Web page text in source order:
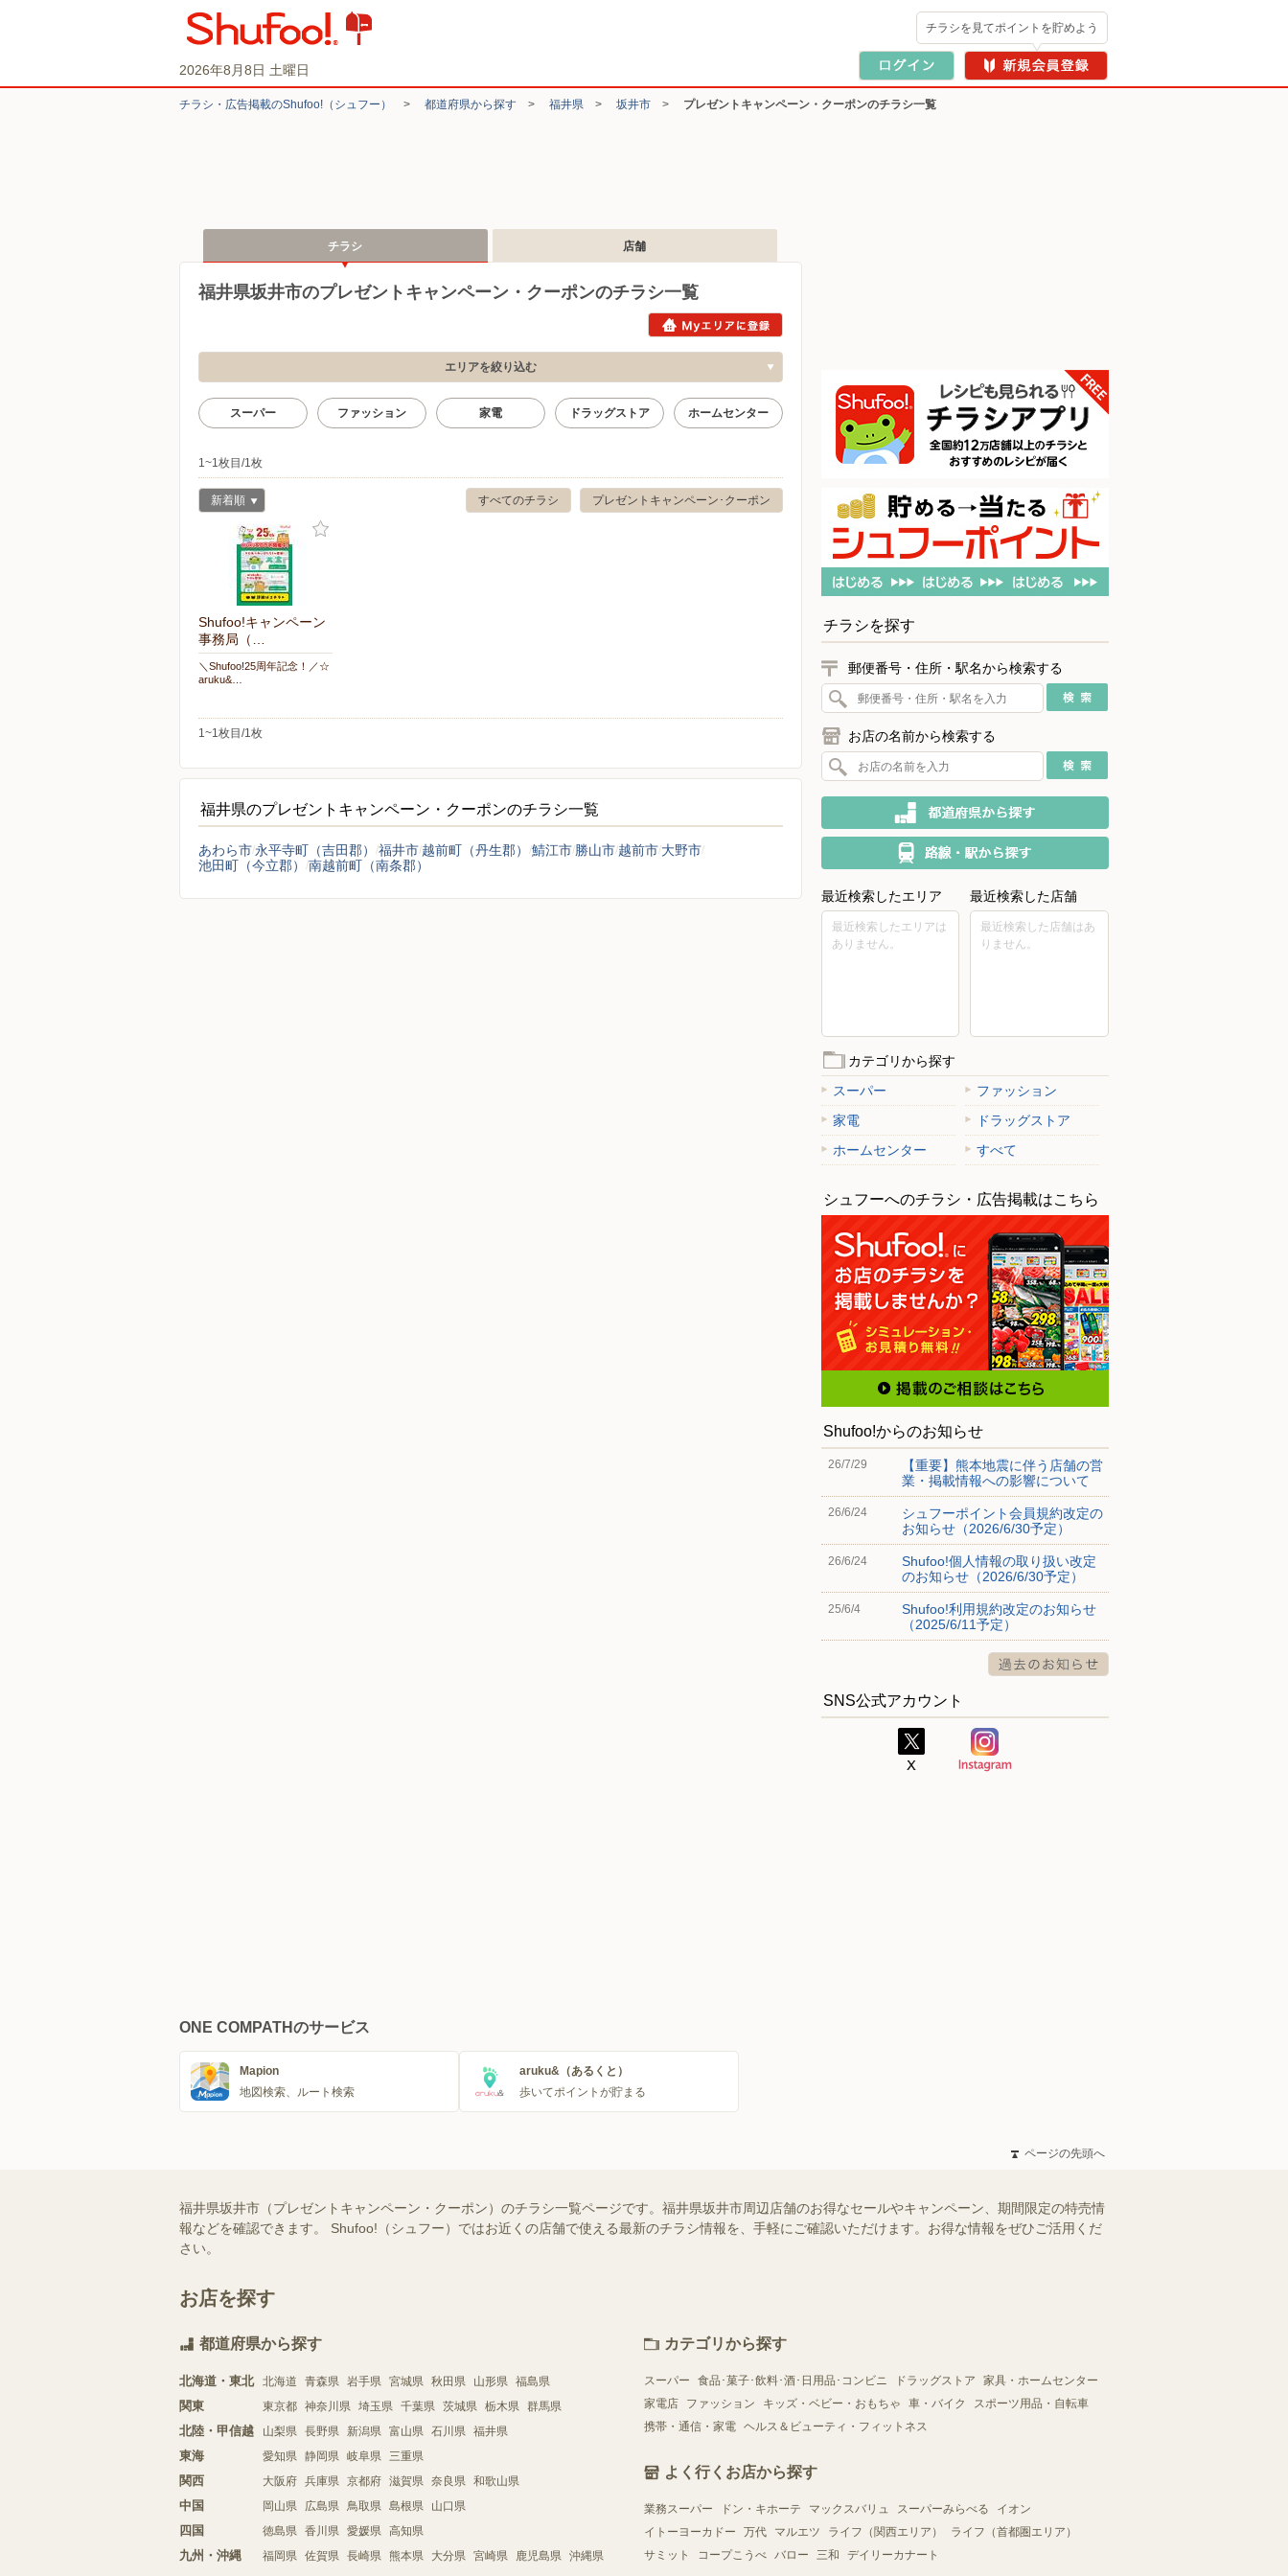
2026年8月8日 土曜日
チラシを見てポイントを貯めよう
チラシ・​広告掲載の​Shufoo!​（シュフー） > 都道府県から探す > 福井県 > 坂井市 > プレゼントキャンペーン・クーポンのチラシ一覧
チラシ 店舗
福井県坂井市のプレゼントキャンペーン・クーポンのチラシ一覧
エリアを絞り込む
スーパー ファッション 家電 ドラッグストア ホームセンター
1~1枚目/1枚
プレゼントキャンペーン･クーポン
すべてのチラシ
新着順
Shufoo!キャンペーン
事務局（…
＼Shufoo!25周年記念！／☆
aruku&…
1~1枚目/1枚
福井県のプレゼントキャンペーン・クーポンのチラシ一覧
あわら市 永平寺町（吉田郡） 福井市 越前町（丹生郡） 鯖江市 勝山市 越前市 大野市
池田町（今立郡）
南越前町（南条郡）
チラシを探す
郵便番号・住所・駅名から検索する
お店の名前から検索する
最近検索したエリア
最近検索したエリアは
ありません。
最近検索した店舗
最近検索した店舗はあ
りません。
カテゴリから探す
スーパー
ファッション
家電
ドラッグストア
ホームセンター
すべて
シュフーへのチラシ・広告掲載はこちら
Shufoo!からのお知らせ
26/7/29
【重要】熊本地震に伴う店舗の営
業・掲載情報への影響について
26/6/24
シュフーポイント会員規約改定の
お知らせ（2026/6/30予定）
26/6/24
Shufoo!個人情報の取り扱い改定
のお知らせ（2026/6/30予定）
25/6/4
Shufoo!利用規約改定のお知らせ
（2025/6/11予定）
SNS公式アカウント
ONE COMPATHのサービス
Mapion
地図検索、ルート検索
aruku&（あるくと）
歩いてポイントが貯まる
ページの先頭へ
福井県坂井市（プレゼントキャンペーン・クーポン）のチラシ一覧ページです。福井県坂井市周辺店舗のお得なセールやキャンペーン、期間限定の特売情
報などを確認できます。 Shufoo!（シュフー）ではお近くの店舗で使える最新のチラシ情報を、手軽にご確認いただけます。お得な情報をぜひご活用くだ
さい。
お店を探す
都道府県から探す
北海道・東北 北海道 青森県 岩手県 宮城県 秋田県 山形県 福島県
関東 東京都 神奈川県 埼玉県 千葉県 茨城県 栃木県 群馬県
北陸・甲信越 山梨県 長野県 新潟県 富山県 石川県 福井県
東海 愛知県 静岡県 岐阜県 三重県
関西 大阪府 兵庫県 京都府 滋賀県 奈良県 和歌山県
中国 岡山県 広島県 鳥取県 島根県 山口県
四国 徳島県 香川県 愛媛県 高知県
九州・沖縄 福岡県 佐賀県 長崎県 熊本県 大分県 宮崎県 鹿児島県 沖縄県
カテゴリから探す
スーパー 食品･菓子･飲料･酒･日用品･コンビニ ドラッグストア
家具・ホームセンター
家電店
ファッション キッズ・ベビー・おもちゃ 車・バイク
スポーツ用品・自転車
携帯・通信・家電 ヘルス＆ビューティ・フィットネス
よく行くお店から探す
業務スーパー ドン・キホーテ マックスバリュ スーパーみらべる
イオン
イトーヨーカドー
万代 マルエツ ライフ（関西エリア）
ライフ（首都圏エリア）
サミット
コープこうべ バロー 三和 デイリーカナート